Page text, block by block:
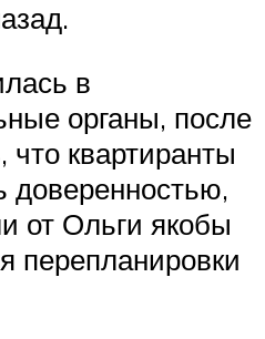
в
органы, после
что квартиранты
доверенностью,
от Ольги якобы
перепланировки